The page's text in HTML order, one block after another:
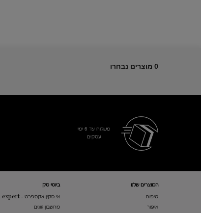
0 מוצרים נבחרו
משלוח עד 6 ימי
עסקים​
המוצרים שלנו​
טיפוח
איפור
ביוטי טק
אי סקין אקספרט - E-skin expert
מחשבון גוונים